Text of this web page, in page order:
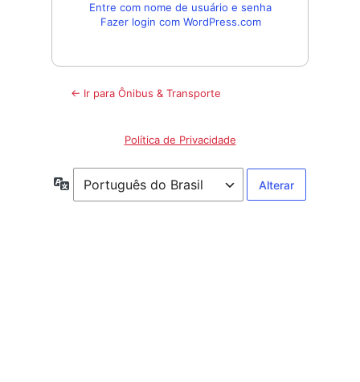
Entre com nome de usuário e senha
Fazer login com WordPress.com
← Ir para Ônibus & Transporte
Política de Privacidade
Idioma